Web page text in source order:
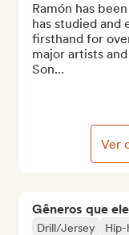
Gêneros que
Drill/Jersey Hip-
Ramón has
has studied
firsthand for
major artists
Son...
Ver